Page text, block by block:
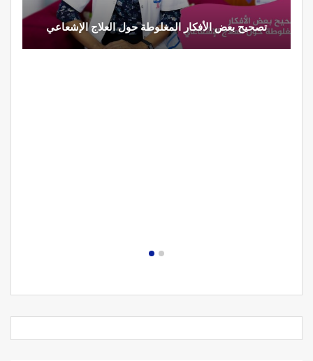
تصحيح بعض الأفكار المغلوطة حول العلاج الإشعاعي